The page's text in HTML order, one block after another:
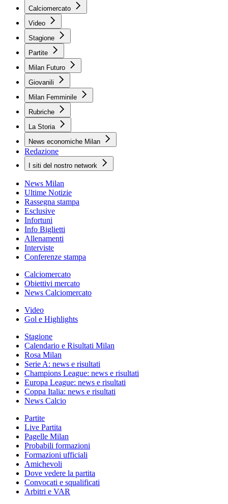
Calciomercato
Video
Stagione
Partite
Milan Futuro
Giovanili
Milan Femminile
Rubriche
La Storia
News economiche Milan
Redazione
I siti del nostro network
News Milan
Ultime Notizie
Rassegna stampa
Esclusive
Infortuni
Info Biglietti
Allenamenti
Interviste
Conferenze stampa
Calciomercato
Obiettivi mercato
News Calciomercato
Video
Gol e Highlights
Stagione
Calendario e Risultati Milan
Rosa Milan
Serie A: news e risultati
Champions League: news e risultati
Europa League: news e risultati
Coppa Italia: news e risultati
News Calcio
Partite
Live Partita
Pagelle Milan
Probabili formazioni
Formazioni ufficiali
Amichevoli
Dove vedere la partita
Convocati e squalificati
Arbitri e VAR